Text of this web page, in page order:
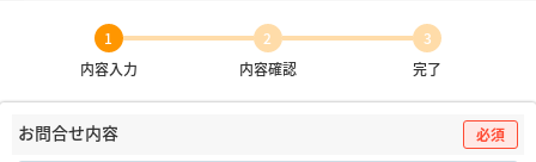
1
内容入力
2
内容確認
3
完了
お問合せ内容 必須